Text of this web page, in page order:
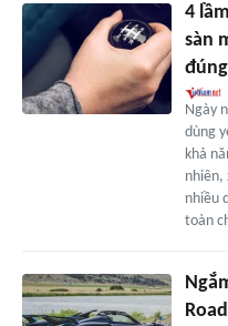
4
sàn
đúng
Ngày
dùng
khả
nhiên,
nhiều
toàn